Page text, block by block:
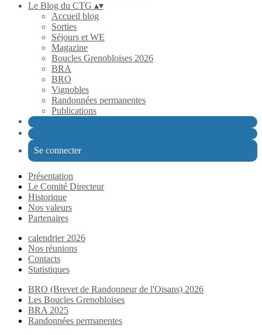
Le Blog du CTG ▴▾
Accueil blog
Sorties
Séjours et WE
Magazine
Boucles Grenobloises 2026
BRA
BRO
Vignobles
Randonnées permanentes
Publications
Se connecter
Présentation
Le Comité Directeur
Historique
Nos valeurs
Partenaires
calendrier 2026
Nos réunions
Contacts
Statistiques
BRO (Brevet de Randonneur de l'Oisans) 2026
Les Boucles Grenobloises
BRA 2025
Randonnées permanentes